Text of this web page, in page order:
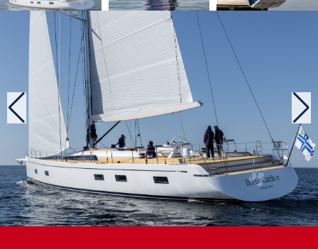
l’extérieur, la protection de cet espace disparaît pour alléger
la ligne. Sur un principe identique, le rouf descend en pente
douce jusqu’à la plage avant pour gagner en fluidité, et aussi
en facilité de déplacement. La poupe reprend pour sa part
un dispositif déjà apprécié sur le Swan 108. Le tableau
arrière s’ouvre en deux parties pour se déployer en vaste
plateforme : mise à l’eau facile de l’annexe et création d’une
sorte de beach-club, tels en sont les bénéfices. Les
intérieurs sont-ils en mesure d’apporter autant de
découvertes ?
Une cabine armateur confortable
La descente s’ouvre très largement avec deux panneaux
coulissants pour un accès facile – et aussi un apport
supplémentaire de lumière – dans le carré. On y découvre
une ambiance sobre et chaleureuse imaginée par Misa
Poggi et valorisée par le travail des « artisans » du chantier